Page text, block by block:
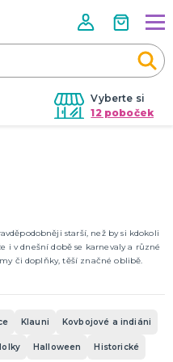
Vyberte si
12 poboček
starší, než by si kdokoli
i v dnešní době se karnevaly a různé
či doplňky, těší značné oblibě.
Klauni Kovbojové a indiáni
Halloween Historické